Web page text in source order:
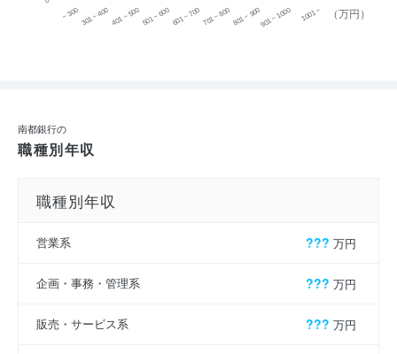
（万円）
~ 300 301 ~ 400 401 ~ 500501 ~ 600601 ~ 700701 ~ 800801 ~ 900901 ~ 1000 1001 ~
南都銀行の
職種別年収
職種別年収
営業系 ??? 万円
企画・事務・管理系 ??? 万円
販売・サービス系 ??? 万円